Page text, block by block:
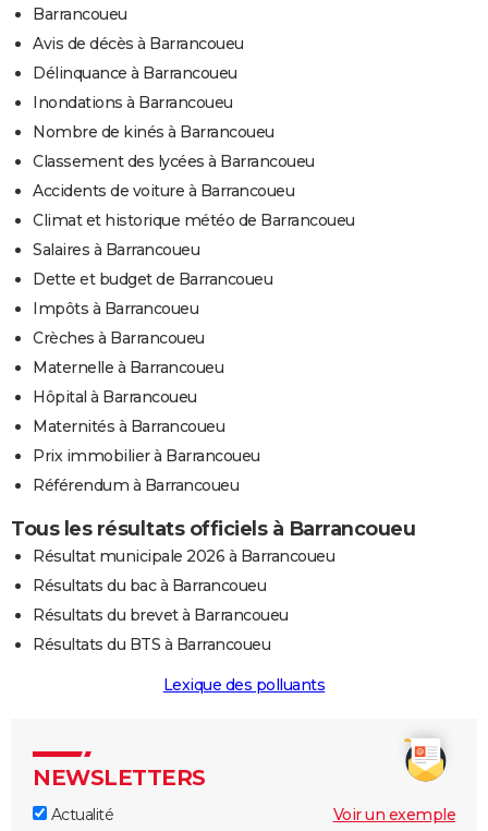
Barrancoueu
Avis de décès à Barrancoueu
Délinquance à Barrancoueu
Inondations à Barrancoueu
Nombre de kinés à Barrancoueu
Classement des lycées à Barrancoueu
Accidents de voiture à Barrancoueu
Climat et historique météo de Barrancoueu
Salaires à Barrancoueu
Dette et budget de Barrancoueu
Impôts à Barrancoueu
Crèches à Barrancoueu
Maternelle à Barrancoueu
Hôpital à Barrancoueu
Maternités à Barrancoueu
Prix immobilier à Barrancoueu
Référendum à Barrancoueu
Tous les résultats officiels à Barrancoueu
Résultat municipale 2026 à Barrancoueu
Résultats du bac à Barrancoueu
Résultats du brevet à Barrancoueu
Résultats du BTS à Barrancoueu
Lexique des polluants
NEWSLETTERS
Actualité
Voir un exemple